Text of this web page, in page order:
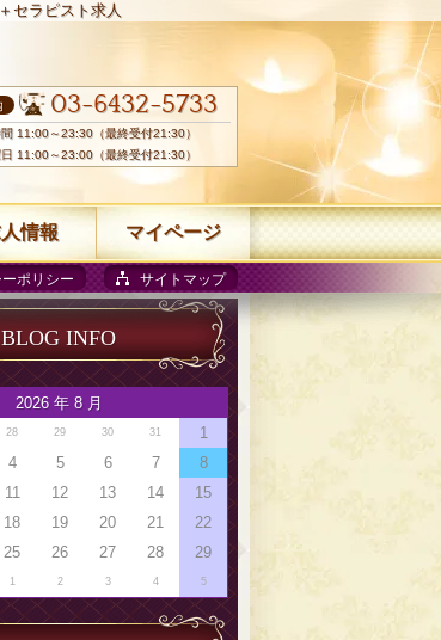
セラピスト求人
ポリシー サイトマップ
BLOG INFO
2026 年 8 月
28 29 30 31
1
4 5 6 7
8
11 12 13 14
15
18 19 20 21
22
25 26 27 28
29
1 2 3 4 5
03-6432-5733
11:00～23:30（最終受付21:30）
11:00～23:00（最終受付21:30）
情報 マイページ